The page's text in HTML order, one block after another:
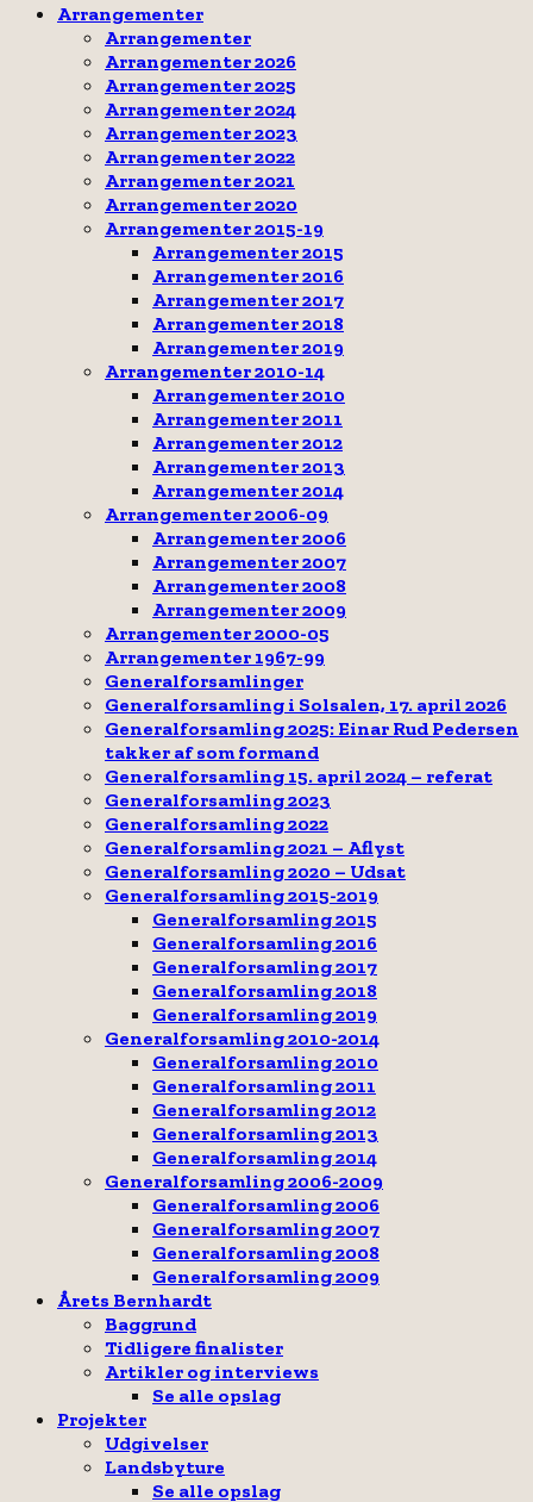
Arrangementer
Arrangementer
Arrangementer 2026
Arrangementer 2025
Arrangementer 2024
Arrangementer 2023
Arrangementer 2022
Arrangementer 2021
Arrangementer 2020
Arrangementer 2015-19
Arrangementer 2015
Arrangementer 2016
Arrangementer 2017
Arrangementer 2018
Arrangementer 2019
Arrangementer 2010-14
Arrangementer 2010
Arrangementer 2011
Arrangementer 2012
Arrangementer 2013
Arrangementer 2014
Arrangementer 2006-09
Arrangementer 2006
Arrangementer 2007
Arrangementer 2008
Arrangementer 2009
Arrangementer 2000-05
Arrangementer 1967-99
Generalforsamlinger
Generalforsamling i Solsalen, 17. april 2026
Generalforsamling 2025: Einar Rud Pedersen
takker af som formand
Generalforsamling 15. april 2024 – referat
Generalforsamling 2023
Generalforsamling 2022
Generalforsamling 2021 – Aflyst
Generalforsamling 2020 – Udsat
Generalforsamling 2015-2019
Generalforsamling 2015
Generalforsamling 2016
Generalforsamling 2017
Generalforsamling 2018
Generalforsamling 2019
Generalforsamling 2010-2014
Generalforsamling 2010
Generalforsamling 2011
Generalforsamling 2012
Generalforsamling 2013
Generalforsamling 2014
Generalforsamling 2006-2009
Generalforsamling 2006
Generalforsamling 2007
Generalforsamling 2008
Generalforsamling 2009
Årets Bernhardt
Baggrund
Tidligere finalister
Artikler og interviews
Se alle opslag
Projekter
Udgivelser
Landsbyture
Se alle opslag